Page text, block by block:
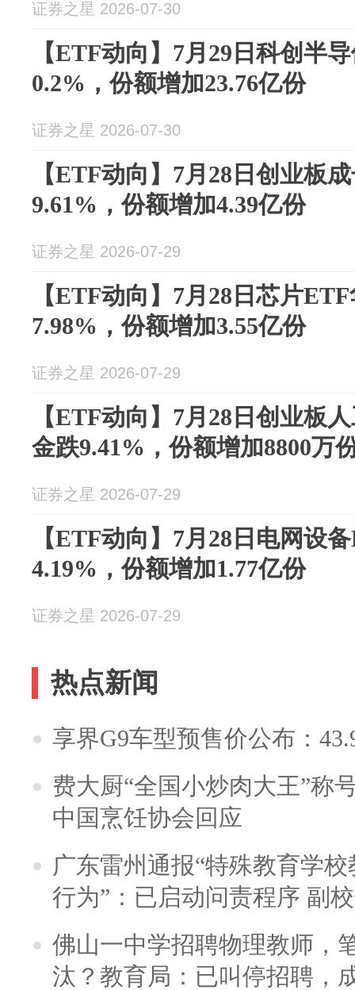
证券之星 2026-07-30
【ETF动向】7月29日科创半
0.2%，份额增加23.76亿份
证券之星 2026-07-30
【ETF动向】7月28日创业板
9.61%，份额增加4.39亿份
证券之星 2026-07-29
【ETF动向】7月28日芯片
7.98%，份额增加3.55亿份
证券之星 2026-07-29
【ETF动向】7月28日创业板
金跌9.41%，份额增加8800万
证券之星 2026-07-29
【ETF动向】7月28日电网设
4.19%，份额增加1.77亿份
证券之星 2026-07-29
热点新闻
享界G9车型预售价公布：
费大厨“全国小炒肉大王”称
中国烹饪协会回应
广东雷州通报“特殊教育学
行为”：已启动问责程序 副
佛山一中学招聘物理教师，
汰？教育局：已叫停招聘，